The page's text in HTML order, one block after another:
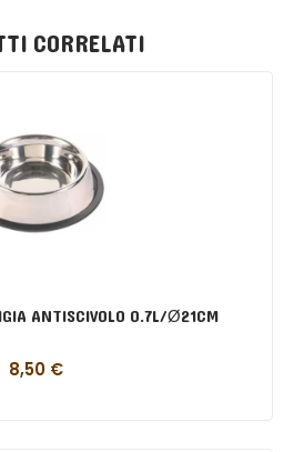
CORRELATI
ANTISCIVOLO 0.7L/Ø21CM
8,50 €